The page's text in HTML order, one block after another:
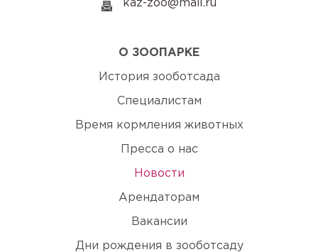
О ЗООПАРКЕ
История зооботсада
Специалистам
Время кормления животных
Пресса о нас
Новости
Арендаторам
Вакансии
Дни рождения в зооботсаду
kaz-zoo@mail.ru